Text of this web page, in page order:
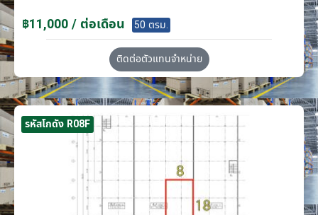
฿11,000 / ต่อเดือน 50 ตรม.
ติดต่อตัวแทนจำหน่าย
รหัสโกดัง R08F